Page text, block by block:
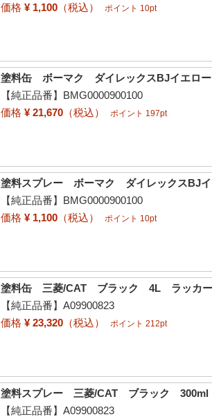
価格 ¥ 1,100 （税込） ポイント 10pt
塗料缶 ボーマク ダイレックスBJイエロ
【純正品番】BMG0000900100
価格 ¥ 21,670 （税込） ポイント 197pt
塗料スプレー ボーマク ダイレックスBJ
【純正品番】BMG0000900100
価格 ¥ 1,100 （税込） ポイント 10pt
塗料缶 三菱/CAT ブラック 4L ラッカー
【純正品番】A09900823
価格 ¥ 23,320 （税込） ポイント 212pt
塗料スプレー 三菱/CAT ブラック 300ml
【純正品番】A09900823